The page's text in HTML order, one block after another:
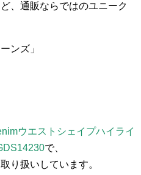
、通販ならではのユニーク
ンズ」
ウエストシェイプハイライ
で、
り扱いしています。